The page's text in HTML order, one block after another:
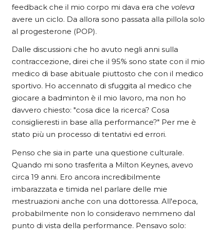
feedback che il mio corpo mi dava era che voleva
avere un ciclo. Da allora sono passata alla pillola solo
al progesterone (POP).
Dalle discussioni che ho avuto negli anni sulla
contraccezione, direi che il 95% sono state con il mio
medico di base abituale piuttosto che con il medico
sportivo. Ho accennato di sfuggita al medico che
giocare a badminton è il mio lavoro, ma non ho
davvero chiesto: "cosa dice la ricerca? Cosa
consiglieresti in base alla performance?" Per me è
stato più un processo di tentativi ed errori.
Penso che sia in parte una questione culturale.
Quando mi sono trasferita a Milton Keynes, avevo
circa 19 anni. Ero ancora incredibilmente
imbarazzata e timida nel parlare delle mie
mestruazioni anche con una dottoressa. All'epoca,
probabilmente non lo consideravo nemmeno dal
punto di vista della performance. Pensavo solo: